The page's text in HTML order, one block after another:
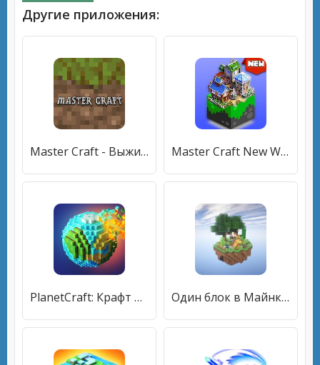
Другие приложения:
Master Craft - Выживание на острове и блок крафт! Master Craft New WorldCraft 2020
PlanetCraft: Крафт Выживание Один блок в Майнкрафте. Выживание на одном блоке